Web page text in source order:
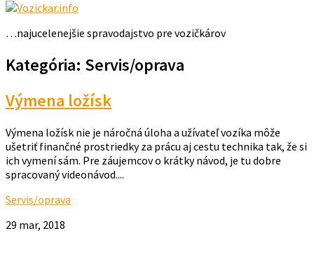
…najucelenejšie spravodajstvo pre vozičkárov
Kategória: Servis/oprava
Výmena ložísk
Výmena ložísk nie je náročná úloha a užívateľ vozíka môže
ušetriť finančné prostriedky za prácu aj cestu technika tak, že si
ich vymení sám. Pre záujemcov o krátky návod, je tu dobre
spracovaný videonávod....
Servis/oprava
29 mar, 2018